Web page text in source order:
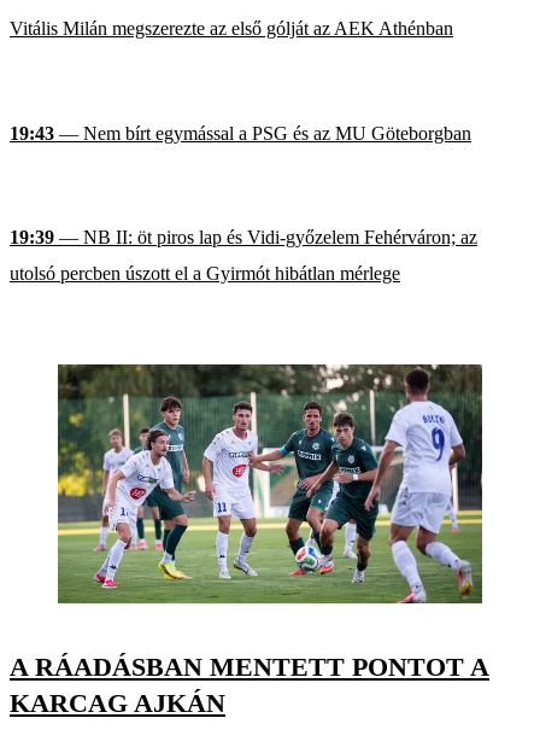
Vitális Milán megszerezte az első gólját az AEK Athénban
19:43 — Nem bírt egymással a PSG és az MU Göteborgban
19:39 — NB II: öt piros lap és Vidi-győzelem Fehérváron; az
utolsó percben úszott el a Gyirmót hibátlan mérlege
A RÁADÁSBAN MENTETT PONTOT A
KARCAG AJKÁN